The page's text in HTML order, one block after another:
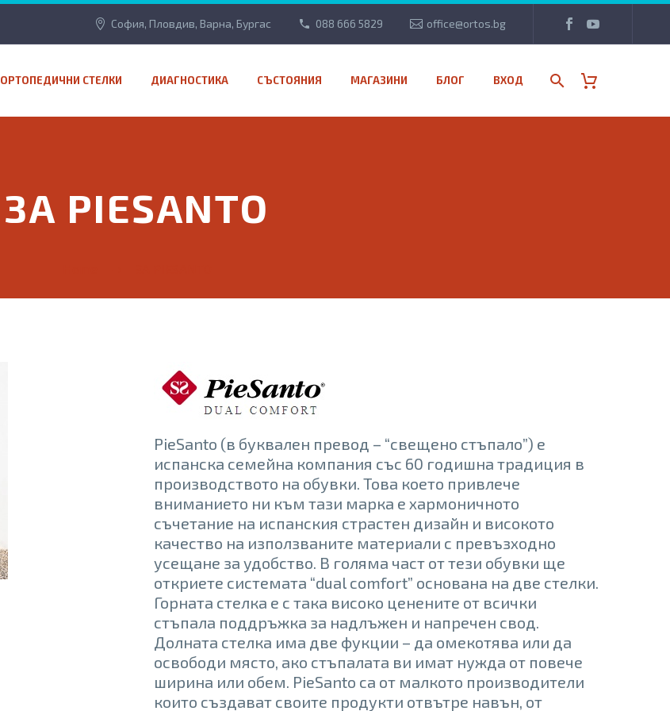
София, Пловдив, Варна, Бургас 088 666 5829 office@ortos.bg
ОРТОПЕДИЧНИ СТЕЛКИ ДИАГНОСТИКА СЪСТОЯНИЯ МАГАЗИНИ БЛОГ ВХОД
ЗА PIESANTO
PieSanto (в буквален превод – “свещено стъпало”) е
испанска семейна компания със 60 годишна традиция в
производството на обувки. Това което привлече
вниманието ни към тази марка е хармоничното
съчетание на испанския страстен дизайн и високото
качество на използваните материали с превъзходно
усещане за удобство. В голяма част от тези обувки ще
откриете системата “dual comfort” основана на две стелки.
Горната стелка е с така високо ценените от всички
стъпала поддръжка за надлъжен и напречен свод.
Долната стелка има две фукции – да омекотява или да
освободи място, ако стъпалата ви имат нужда от повече
ширина или обем. PieSanto са от малкото производители
които създават своите продукти отвътре навън, от